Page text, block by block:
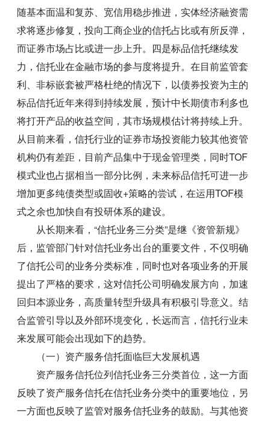
随基本面温和复苏、宽信用稳步推进，实体经济融资需
求将逐步修复，投向工商企业的信托占比或有所反弹，
而证券市场占比或进一步上升。四是标品信托继续发
力，信托业在金融市场的参与度将提升。在目前监管套
利、非标嵌套被严格杜绝的情况下，以债券投资为主的
标品信托近年来得到持续发展，预计中长期债市利多也
将打开产品的收益空间，其市场规模估计将持续上升。
从目前来看，信托行业的证券市场投资能力较其他资管
机构仍有差距，目前产品集中于现金管理类，同时TOF
模式业也占据相当一部分比例，未来标品信托可进一步
增加更多纯债类型或固收+策略的尝试，在运用TOF模
式之余也加快自有投研体系的建设。
从长期来看，“信托业务三分类”是继《资管新规》
后，监管部门针对信托业务出台的重要文件，不仅明确
了信托公司的业务分类标准，同时也对各项业务的开展
提出了严格的要求，这对信托公司明确发展方向，加速
回归本源业务，高质量转型升级具有积极引导意义。结
合监管引导以及外部环境变化，长远而言，信托行业未
来发展可能会出现如下的趋势。
（一）资产服务信托面临巨大发展机遇
资产服务信托位列信托业务三分类首位，这一方面
反映了资产服务信托在信托业务分类中的重要地位，另
一方面也反映了监管对服务信托业务的鼓励。与其他资